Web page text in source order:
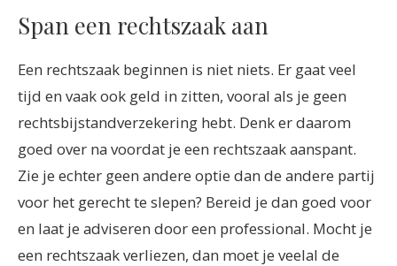
Span een rechtszaak aan
Een rechtszaak beginnen is niet niets. Er gaat veel
tijd en vaak ook geld in zitten, vooral als je geen
rechtsbijstandverzekering hebt. Denk er daarom
goed over na voordat je een rechtszaak aanspant.
Zie je echter geen andere optie dan de andere partij
voor het gerecht te slepen? Bereid je dan goed voor
en laat je adviseren door een professional. Mocht je
een rechtszaak verliezen, dan moet je veelal de